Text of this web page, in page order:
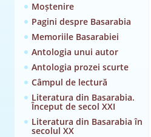
Moștenire
Pagini despre Basarabia
Memoriile Basarabiei
Antologia unui autor
Antologia prozei scurte
Câmpul de lectură
Literatura din Basarabia.
Început de secol XXI
Literatura din Basarabia în
secolul XX